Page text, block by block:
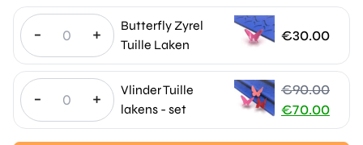
- +
Butterfly Zyrel
Tuille Laken
€30.00
- +
Vlinder Tuille
lakens - set
€90.00
prijs
€70.00
Huidige